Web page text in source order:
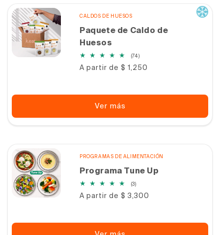
CALDOS DE HUESOS
Paquete de Caldo de
Huesos
(74)74
totales
Precio
A partir de $ 1,250
Ver más
PROGRAMAS DE ALIMENTACIÓN
Programa Tune Up
(3)3
totales
Precio
A partir de $ 3,300